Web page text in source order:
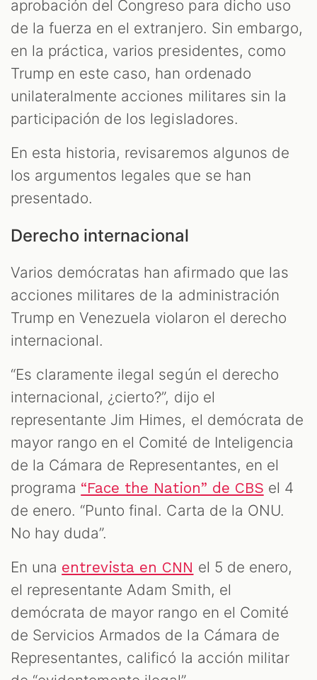
aprobación del Congreso para dicho uso
de la fuerza en el extranjero. Sin embargo,
en la práctica, varios presidentes, como
Trump en este caso, han ordenado
unilateralmente acciones militares sin la
participación de los legisladores.
En esta historia, revisaremos algunos de
los argumentos legales que se han
presentado.
Derecho internacional
Varios demócratas han afirmado que las
acciones militares de la administración
Trump en Venezuela violaron el derecho
internacional.
“Es claramente ilegal según el derecho
internacional, ¿cierto?”, dijo el
representante Jim Himes, el demócrata de
mayor rango en el Comité de Inteligencia
de la Cámara de Representantes, en el
programa “Face the Nation” de CBS el 4
de enero. “Punto final. Carta de la ONU.
No hay duda”.
En una entrevista en CNN el 5 de enero,
el representante Adam Smith, el
demócrata de mayor rango en el Comité
de Servicios Armados de la Cámara de
Representantes, calificó la acción militar